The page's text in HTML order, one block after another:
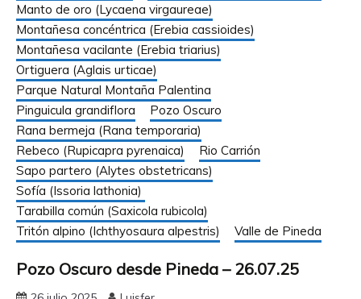
Manto de oro (Lycaena virgaureae)
Montañesa concéntrica (Erebia cassioides)
Montañesa vacilante (Erebia triarius)
Ortiguera (Aglais urticae)
Parque Natural Montaña Palentina
Pinguicula grandiflora
Pozo Oscuro
Rana bermeja (Rana temporaria)
Rebeco (Rupicapra pyrenaica)
Rio Carrión
Sapo partero (Alytes obstetricans)
Sofía (Issoria lathonia)
Tarabilla común (Saxicola rubicola)
Tritón alpino (Ichthyosaura alpestris)
Valle de Pineda
Pozo Oscuro desde Pineda – 26.07.25